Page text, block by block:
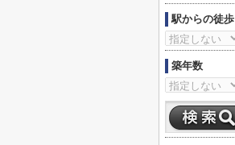
駅からの徒歩
築年数